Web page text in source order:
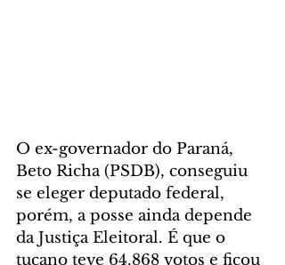
O ex-governador do Paraná,
Beto Richa (PSDB), conseguiu
se eleger deputado federal,
porém, a posse ainda depende
da Justiça Eleitoral. É que o
tucano teve 64.868 votos e ficou